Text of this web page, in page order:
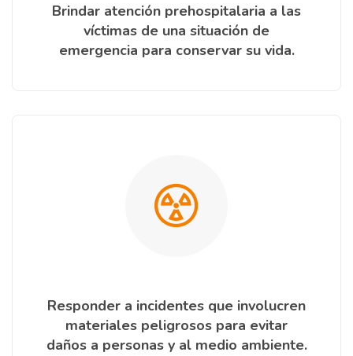
Brindar atención prehospitalaria a las
víctimas de una situación de
emergencia para conservar su vida.
Responder a incidentes que involucren
materiales peligrosos para evitar
daños a personas y al medio ambiente.